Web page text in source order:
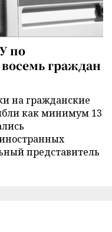
по
граждан
на гражданские
как минимум 13
представитель